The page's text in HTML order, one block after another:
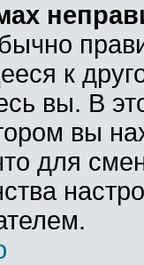
к
вы. В
вы
для